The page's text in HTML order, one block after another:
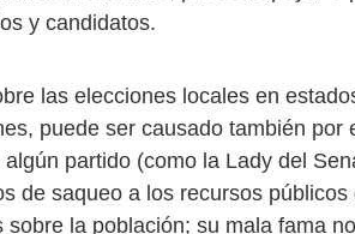
y candidatos.
las elecciones locales en
puede ser causado también por
partido (como la Lady del
de saqueo a los recursos
sobre la población; su mala fama